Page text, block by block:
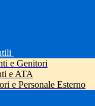
e Genitori
e ATA
e Personale Esterno